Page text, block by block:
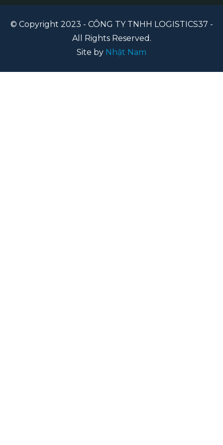
© Copyright 2023 - CÔNG TY TNHH LOGISTICS37 -
All Rights Reserved.
Site by Nhật Nam